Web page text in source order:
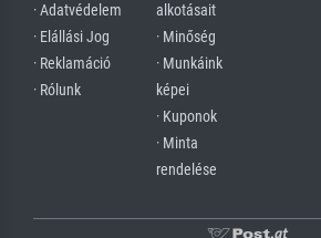
· Adatvédelem
· Elállási Jog
· Reklamáció
· Rólunk
alkotásait
· Minőség
· Munkáink
képei
· Kuponok
· Minta
rendelése